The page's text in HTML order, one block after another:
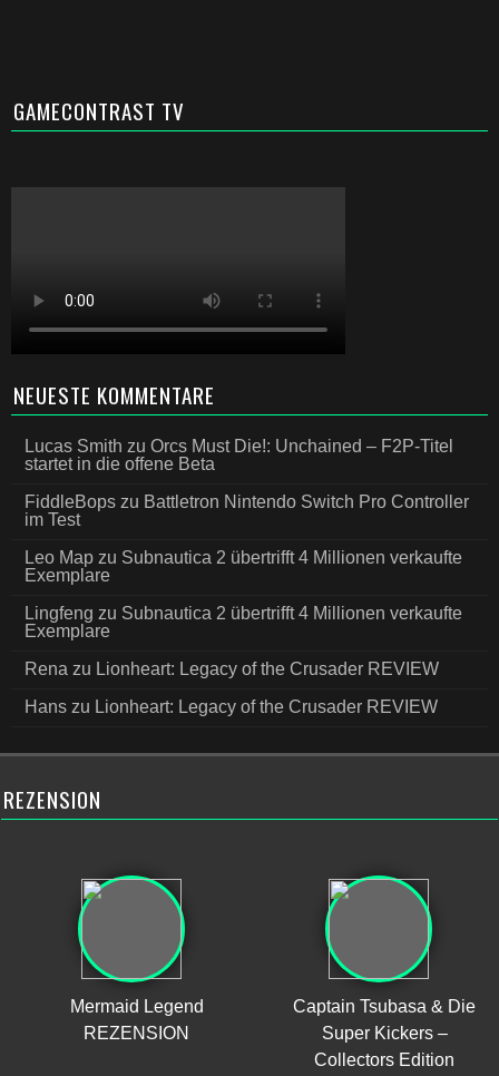
GAMECONTRAST TV
NEUESTE KOMMENTARE
Lucas Smith zu Orcs Must Die!: Unchained – F2P-Titel
startet in die offene Beta
FiddleBops zu Battletron Nintendo Switch Pro Controller
im Test
Leo Map zu Subnautica 2 übertrifft 4 Millionen verkaufte
Exemplare
Lingfeng zu Subnautica 2 übertrifft 4 Millionen verkaufte
Exemplare
Rena zu Lionheart: Legacy of the Crusader REVIEW
Hans zu Lionheart: Legacy of the Crusader REVIEW
REZENSION
Mermaid Legend
REZENSION
Captain Tsubasa & Die
Super Kickers –
Collectors Edition